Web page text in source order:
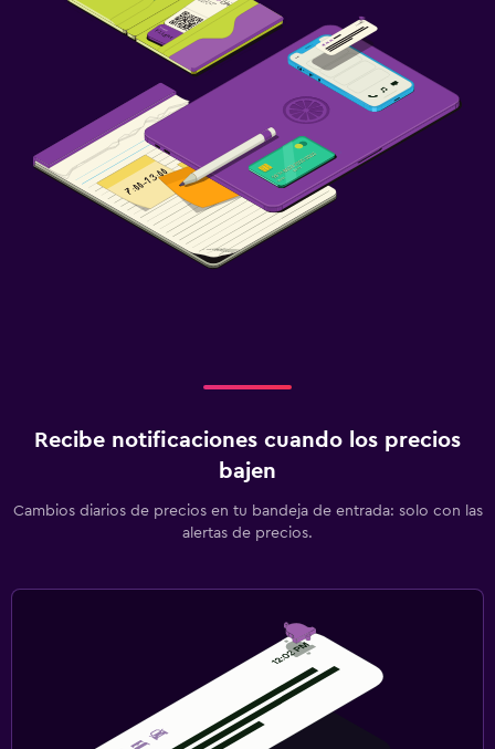
Recibe notificaciones cuando los precios
bajen
Cambios diarios de precios en tu bandeja de entrada: solo con las
alertas de precios.